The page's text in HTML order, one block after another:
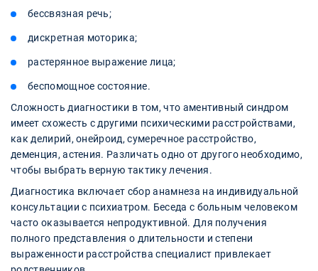
бессвязная речь;
дискретная моторика;
растерянное выражение лица;
беспомощное состояние.
Сложность диагностики в том, что аментивный синдром
имеет схожесть с другими психическими расстройствами,
как делирий, онейроид, сумеречное расстройство,
деменция, астения. Различать одно от другого необходимо,
чтобы выбрать верную тактику лечения.
Диагностика включает сбор анамнеза на индивидуальной
консультации с психиатром. Беседа с больным человеком
часто оказывается непродуктивной. Для получения
полного представления о длительности и степени
выраженности расстройства специалист привлекает